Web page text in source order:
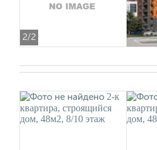
2/2